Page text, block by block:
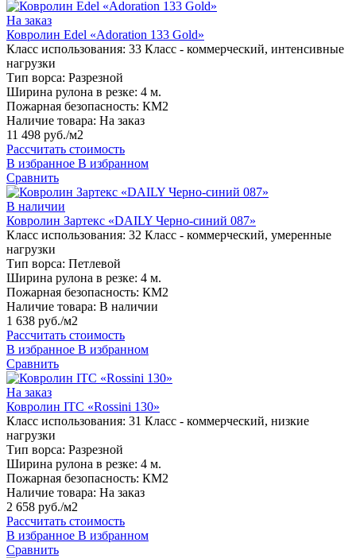
На заказ
Ковролин Edel «Adoration 133 Gold»
Класс использования: 33 Класс - коммерческий, интенсивные
нагрузки
Тип ворса: Разрезной
Ширина рулона в резке: 4 м.
Пожарная безопасность: КМ2
Наличие товара: На заказ
11 498 руб./м2
Рассчитать стоимость
В избранное В избранном
Сравнить
В наличии
Ковролин Зартекс «DAILY Черно-синий 087»
Класс использования: 32 Класс - коммерческий, умеренные
нагрузки
Тип ворса: Петлевой
Ширина рулона в резке: 4 м.
Пожарная безопасность: КМ2
Наличие товара: В наличии
1 638 руб./м2
Рассчитать стоимость
В избранное В избранном
Сравнить
На заказ
Ковролин ITC «Rossini 130»
Класс использования: 31 Класс - коммерческий, низкие
нагрузки
Тип ворса: Разрезной
Ширина рулона в резке: 4 м.
Пожарная безопасность: КМ2
Наличие товара: На заказ
2 658 руб./м2
Рассчитать стоимость
В избранное В избранном
Сравнить